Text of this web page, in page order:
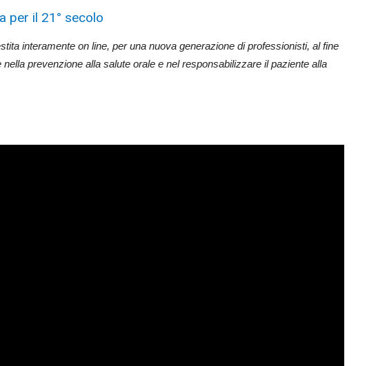
per il 21° secolo
interamente on line, per una nuova generazione di professionisti, al fine
prevenzione alla salute orale e nel responsabilizzare il paziente alla